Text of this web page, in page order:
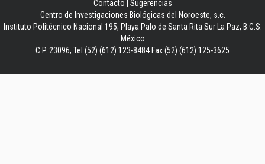
Contacto
Sugerencias
Centro de Investigaciones Biológicas del Noroeste, s.c.
Instituto Politécnico Nacional 195, Playa Palo de Santa Rita Sur La Paz, B.C.S.
México
C.P. 23096, Tel:(52) (612) 123-8484 Fax:(52) (612) 125-3625